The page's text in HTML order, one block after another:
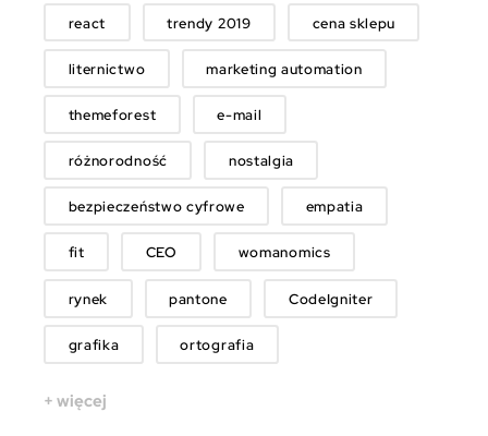
react trendy 2019 cena sklepu
liternictwo marketing automation
themeforest e-mail
różnorodność nostalgia
bezpieczeństwo cyfrowe empatia
fit CEO womanomics
rynek pantone CodeIgniter
grafika ortografia
+ więcej